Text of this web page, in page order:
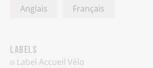
Anglais Français
Labels
Label Accueil Vélo